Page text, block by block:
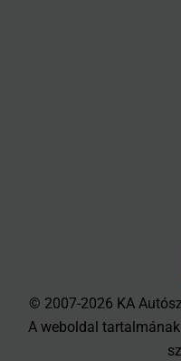
© 2007-2026 KA
A weboldal